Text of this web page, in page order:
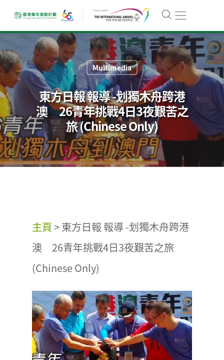
Multimedia
東方日報 報導 -划獨木舟跨港
澳 26青年挑戰4日3夜艱苦之
旅 (Chinese Only)
主頁>東方日報 報導 -划獨木舟跨港
澳 26青年挑戰4日3夜艱苦之旅
(Chinese Only)